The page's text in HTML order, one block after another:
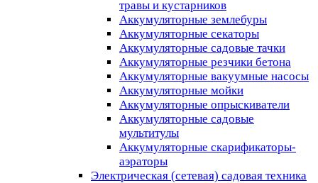
травы и кустарников
Аккумуляторные землебуры
Аккумуляторные секаторы
Аккумуляторные садовые тачки
Аккумуляторные резчики бетона
Аккумуляторные вакуумные насосы
Аккумуляторные мойки
Аккумуляторные опрыскиватели
Аккумуляторные садовые
мультитулы
Аккумуляторные скарификаторы-
аэраторы
Электрическая (сетевая) садовая техника